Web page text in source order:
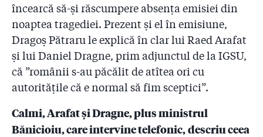
2.28
DATE NOI: În ritmul de la Colectiv și până azi, va dura
10 ani până când pompierii vor controla toate cele
27.500 de obiective din București și Ilfov!
2.29
Judecătorul aprobase ”supravegherea video și audio”
timp de o lună a lui Condrea! De ce nu l-au filat
procurorii nici măcar în ziua dinaintea arestării, când
a avut loc accidentul?!
2.30 Omorâtă de infecții și mințită!
încearcă să-și răscumpere absența emisiei din
noaptea tragediei. Prezent și el în emisiune,
Dragoș Pătraru le explică în clar lui Raed Arafat
și lui Daniel Dragne, prim adjunctul de la IGSU,
că ”românii s-au păcălit de atîtea ori cu
autoritățile că e normal să fim sceptici”.
Calmi, Arafat și Dragne, plus ministrul
Bănicioiu, care intervine telefonic,descriu ceea